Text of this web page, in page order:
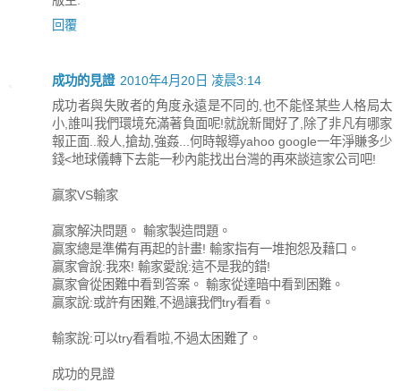
回覆
成功的見證 2010年4月20日 凌晨3:14
成功者與失敗者的角度永遠是不同的,也不能怪某些人格局太
小,誰叫我們環境充滿著負面呢!就說新聞好了,除了非凡有哪家
報正面..殺人,搶劫,強姦...何時報導yahoo google一年淨賺多少
錢<地球儀轉下去能一秒內能找出台灣的再來談這家公司吧!
贏家VS輸家
贏家解決問題。 輸家製造問題。
贏家總是準備有再起的計畫! 輸家指有一堆抱怨及藉口。
贏家會說:我來! 輸家愛說:這不是我的錯!
贏家會從困難中看到答案。 輸家從達暗中看到困難。
贏家說:或許有困難,不過讓我們try看看。
輸家說:可以try看看啦,不過太困難了。
成功的見證